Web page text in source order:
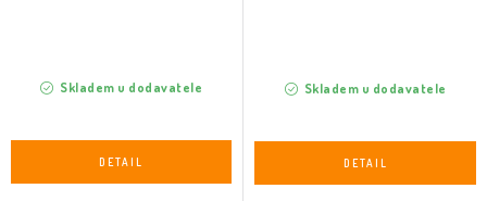
Skladem u dodavatele Skladem u dodavatele